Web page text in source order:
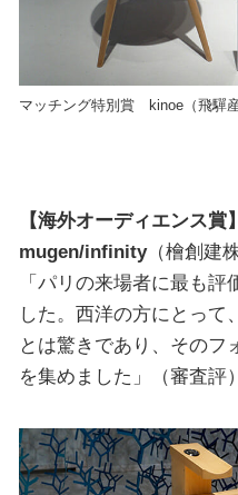
マッチング特別賞 kinoe（飛驒
【海外オーディエンス
mugen/infinity（檜創建
「パリの来場者に最も
した。西洋の方にとって
とは驚きであり、そのフ
を集めました」（審査評）